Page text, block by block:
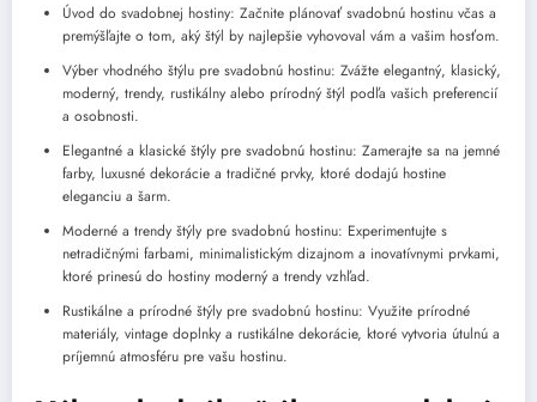
Úvod do svadobnej hostiny: Začnite plánovať svadobnú hostinu včas a
premýšľajte o tom, aký štýl by najlepšie vyhovoval vám a vašim hosťom.
Výber vhodného štýlu pre svadobnú hostinu: Zvážte elegantný, klasický,
moderný, trendy, rustikálny alebo prírodný štýl podľa vašich preferencií
a osobnosti.
Elegantné a klasické štýly pre svadobnú hostinu: Zamerajte sa na jemné
farby, luxusné dekorácie a tradičné prvky, ktoré dodajú hostine
eleganciu a šarm.
Moderné a trendy štýly pre svadobnú hostinu: Experimentujte s
netradičnými farbami, minimalistickým dizajnom a inovatívnymi prvkami,
ktoré prinesú do hostiny moderný a trendy vzhľad.
Rustikálne a prírodné štýly pre svadobnú hostinu: Využite prírodné
materiály, vintage doplnky a rustikálne dekorácie, ktoré vytvoria útulnú a
príjemnú atmosféru pre vašu hostinu.